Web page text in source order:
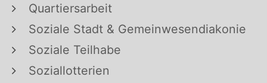
Quartiersarbeit
Soziale Stadt & Gemeinwesendiakonie
Soziale Teilhabe
Soziallotterien